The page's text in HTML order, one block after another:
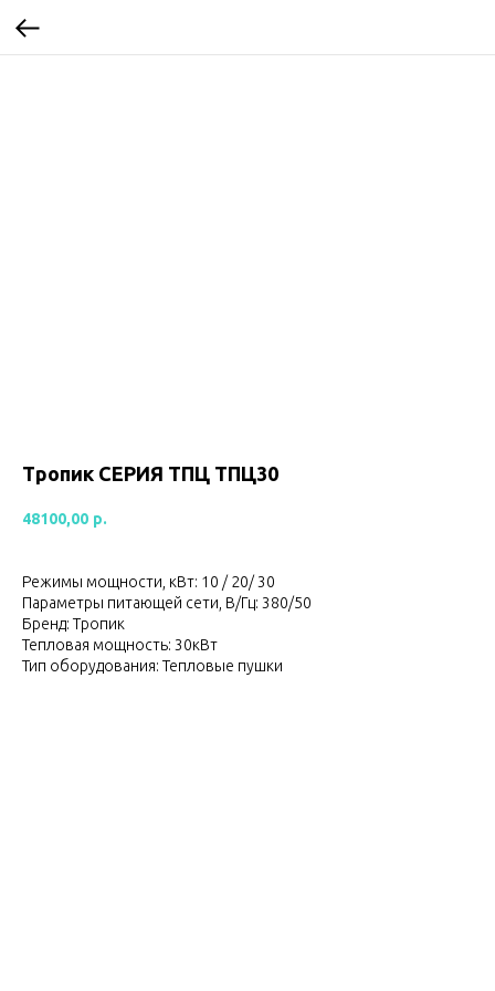
Тропик СЕРИЯ ТПЦ ТПЦ30
48100,00 р.
Режимы мощности, кВт: 10 / 20/ 30
Параметры питающей сети, В/Гц: 380/50
Бренд: Тропик
Тепловая мощность: 30кВт
Тип оборудования: Тепловые пушки